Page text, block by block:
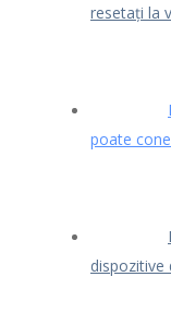
resetați la
poate
dispozitive